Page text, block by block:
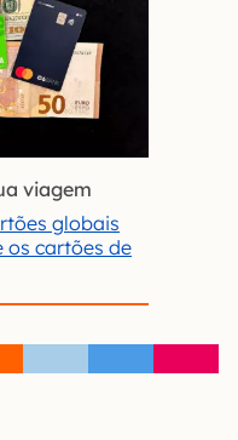
viagem
globais
os cartões de